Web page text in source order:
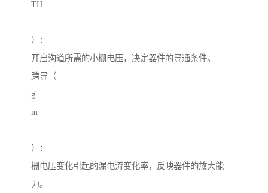
TH
）：
开启沟道所需的小栅电压，决定器件的导通条件。
跨导（
g
m
）：
栅电压变化引起的漏电流变化率，反映器件的放大能
力。